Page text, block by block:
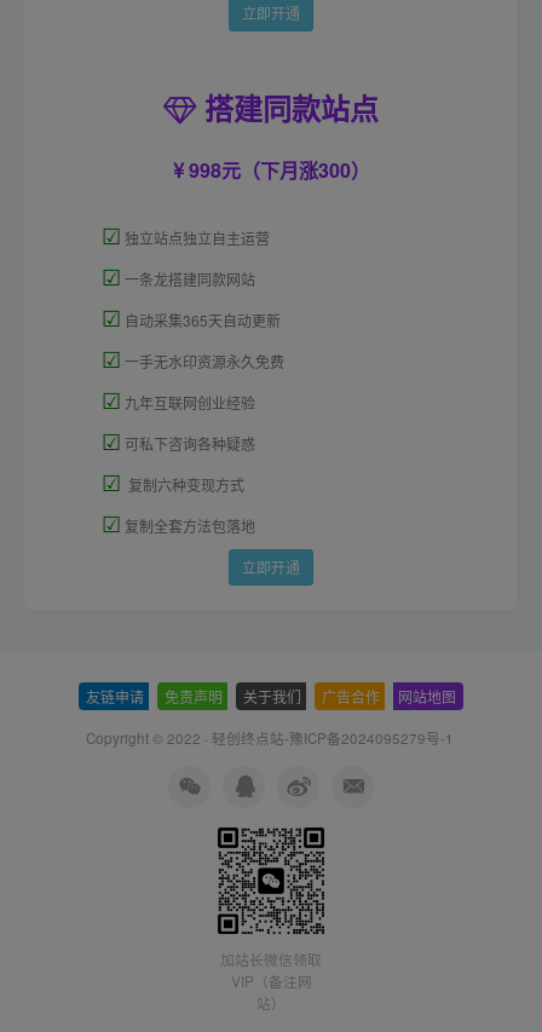
立即开通
搭建同款站点
998元（下月涨300）
☑ 独立站点独立自主运营
☑ 一条龙搭建同款网站
☑ 自动采集365天自动更新
☑ 一手无水印资源永久免费
☑ 九年互联网创业经验
☑ 可私下咨询各种疑惑
☑ 复制六种变现方式
☑ 复制全套方法包落地
立即开通
友链申请 免责声明 关于我们 广告合作 网站地图
Copyright © 2022 · 轻创终点站-豫ICP备2024095279号-1
加站长微信领取
VIP（备注网
站）